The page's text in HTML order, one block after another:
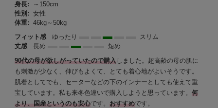
身長:
～150cm
性別: 女性
体重: 46kg～50kg
フィット感
ゆったり
スリム
丈感
長め
短め
90代の母が欲しがっていたので購入 しました。超高齢の母の肌に
も刺激が少なく、伸びもよくて、とても着心地がよいそうです。
肌着としてでも、セーターなどの下のインナーとしても使えて重
宝しています。私も来冬色違いで購入しようと思っています。 何
より、国産というのも安心です。 おすすめです。